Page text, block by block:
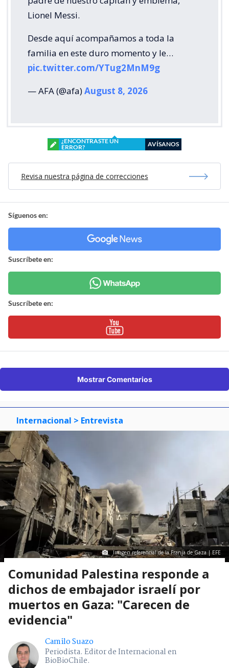
Lionel Messi.
Desde aquí acompañamos a toda la
familia en este duro momento y le…
pic.twitter.com/YTug2MnM9g
— AFA (@afa)August 8, 2026
¿ENCONTRASTE UN
ERROR?
AVÍSANOS
Revisa nuestra página de correcciones
Síguenos en:
Suscríbete en:
Suscríbete en:
Mostrar Comentarios
Internacional > Entrevista
Imagen referencial de la Franja de Gaza | EFE
Comunidad Palestina responde a
dichos de embajador israelí por
muertos en Gaza: "Carecen de
evidencia"
Camilo Suazo
Periodista. Editor de Internacional en
BioBioChile.